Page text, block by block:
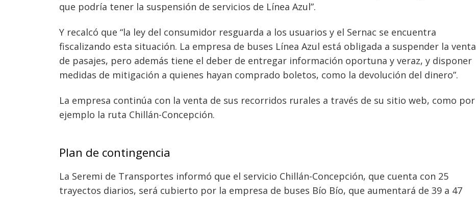
que podría tener la suspensión de servicios de Línea Azul”.
Y recalcó que “la ley del consumidor resguarda a los usuarios y el Sernac se encuentra
fiscalizando esta situación. La empresa de buses Línea Azul está obligada a suspender la venta
de pasajes, pero además tiene el deber de entregar información oportuna y veraz, y disponer
medidas de mitigación a quienes hayan comprado boletos, como la devolución del dinero”.
La empresa continúa con la venta de sus recorridos rurales a través de su sitio web, como por
ejemplo la ruta Chillán-Concepción.
Plan de contingencia
La Seremi de Transportes informó que el servicio Chillán-Concepción, que cuenta con 25
trayectos diarios, será cubierto por la empresa de buses Bío Bío, que aumentará de 39 a 47
Navegación